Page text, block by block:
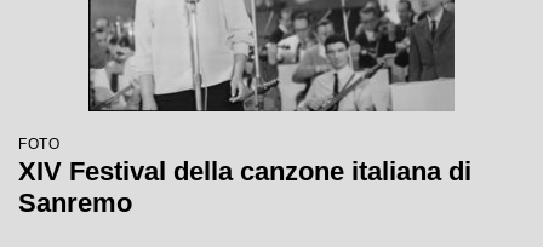
FOTO
XIV Festival della canzone italiana di
Sanremo